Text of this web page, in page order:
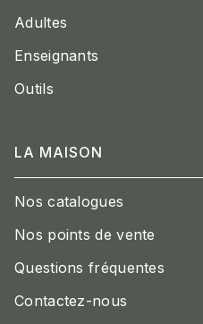
Adultes
Enseignants
Outils
LA MAISON
Nos catalogues
Nos points de vente
Questions fréquentes
Contactez-nous